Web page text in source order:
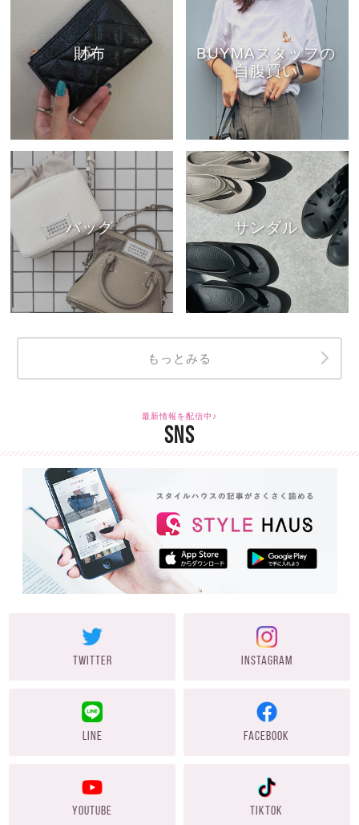
財布
BUYMAスタッフの
自腹買い
バッグ サンダル
もっとみる
最新情報を配信中♪
SNS
TWITTER INSTAGRAM
LINE FACEBOOK
YOUTUBE TIKTOK